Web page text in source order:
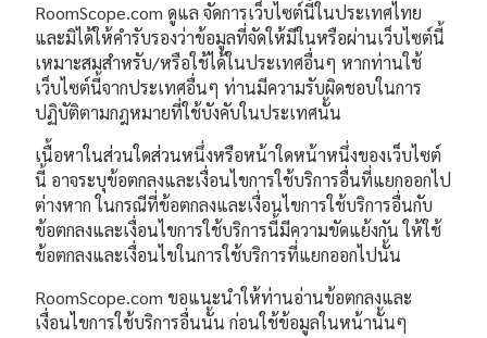
RoomScope.com ดูแล จัดการเว็บไซต์นี้ในประเทศไทย
และมิได้ให้คำรับรองว่าข้อมูลที่จัดให้มีในหรือผ่านเว็บไซต์นี้
เหมาะสมสำหรับ/หรือใช้ได้ในประเทศอื่นๆ หากท่านใช้
เว็บไซต์นี้จากประเทศอื่นๆ ท่านมีความรับผิดชอบในการ
ปฏิบัติตามกฎหมายที่ใช้บังคับในประเทศนั้น
เนื้อหาในส่วนใดส่วนหนึ่งหรือหน้าใดหน้าหนึ่งของเว็บไซต์
นี้ อาจระบุข้อตกลงและเงื่อนไขการใช้บริการอื่นที่แยกออกไป
ต่างหาก ในกรณีที่ข้อตกลงและเงื่อนไขการใช้บริการอื่นกับ
ข้อตกลงและเงื่อนไขการใช้บริการนี้มีความขัดแย้งกัน ให้ใช้
ข้อตกลงและเงื่อนไขในการใช้บริการที่แยกออกไปนั้น
RoomScope.com ขอแนะนำให้ท่านอ่านข้อตกลงและ
เงื่อนไขการใช้บริการอื่นนั้น ก่อนใช้ข้อมูลในหน้านั้นๆ